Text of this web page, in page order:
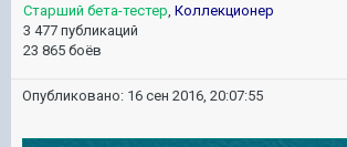
Старший бета-тестер Коллекционер
3 477 публикаций
23 865 боёв
Опубликовано: 16 сен 2016, 20:07:55